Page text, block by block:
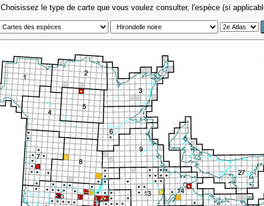
Choisissez le type de carte que vous voulez consulter, l'espèce (si